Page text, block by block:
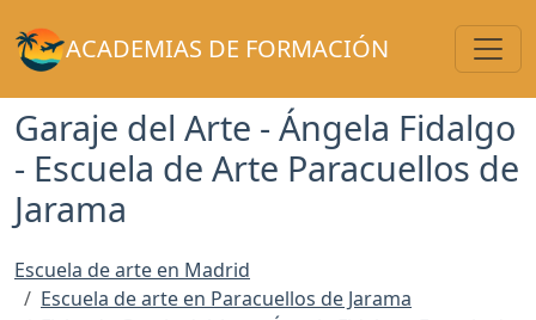
ACADEMIAS DE FORMACIÓN
Garaje del Arte - Ángela Fidalgo
- Escuela de Arte Paracuellos de
Jarama
Escuela de arte en Madrid
Escuela de arte en Paracuellos de Jarama